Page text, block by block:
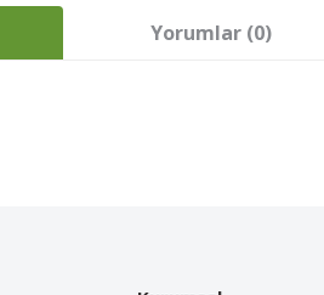
Yorumlar (0)